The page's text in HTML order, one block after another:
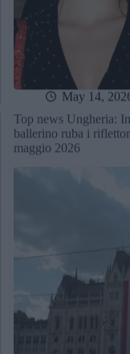
May 14,
Top news Ungheria:
ballerino ruba i
maggio 2026